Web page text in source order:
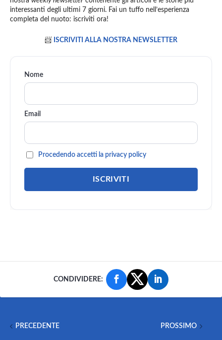
interessanti degli ultimi 7 giorni. Fai un tuffo nell’esperienza
completa del nuoto: iscriviti ora!
📨 ISCRIVITI ALLA NOSTRA NEWSLETTER
Nome
Email
Procedendo accetti la privacy policy
CONDIVIDERE:
PRECEDENTE PROSSIMO